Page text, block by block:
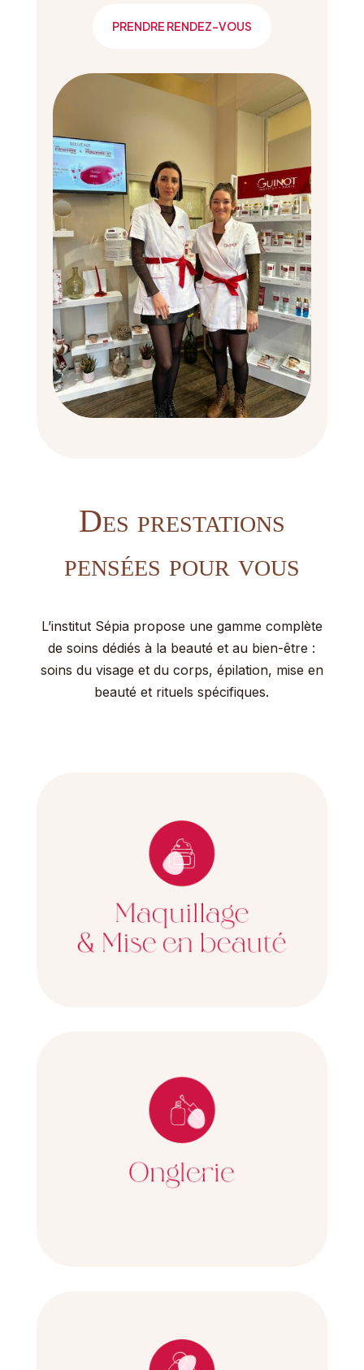
PRENDRE RENDEZ-VOUS
Des prestations
pensées pour vous
L’institut Sépia propose une gamme complète
de soins dédiés à la beauté et au bien-être :
soins du visage et du corps, épilation, mise en
beauté et rituels spécifiques.